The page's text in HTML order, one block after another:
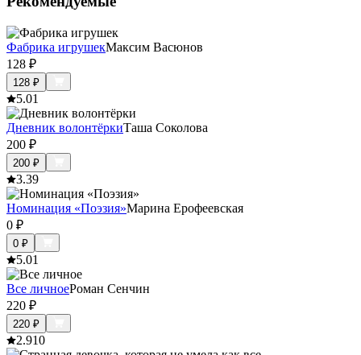
Фабрика игрушекМаксим Васюнов
128 ₽
128 ₽
5.01
Дневник волонтёркиТаша Соколова
200 ₽
200 ₽
3.39
Номинация «Поэзия»Марина Ерофеевская
0 ₽
0 ₽
5.01
Все личноеРоман Сенчин
220 ₽
220 ₽
2.910